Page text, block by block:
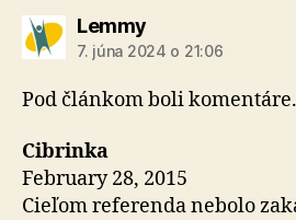
Lemmyhovorí:
7. júna 2024 o 21:06
Pod článkom boli
Cibrinka
February 28, 2015
Cieľom referenda nebolo